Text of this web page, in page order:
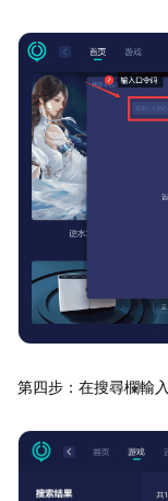
第四步：在搜尋欄輸